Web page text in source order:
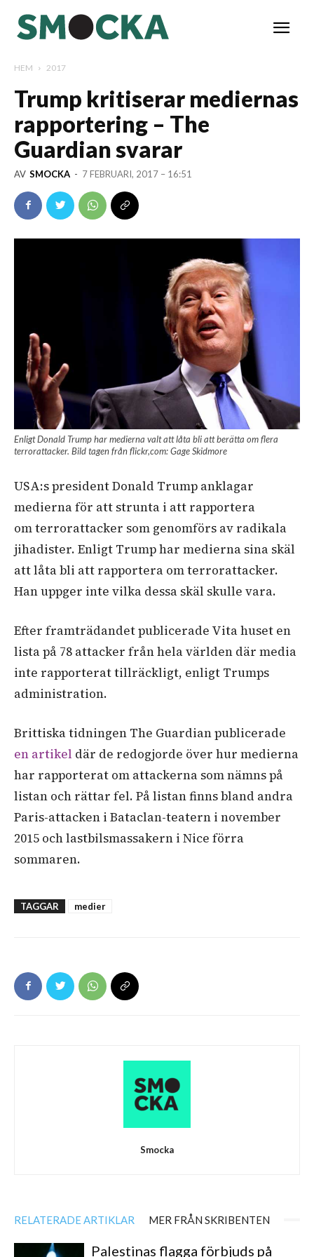
HEM 2017
Trump kritiserar mediernas
rapportering – The
Guardian svarar
AV SMOCKA - 7 FEBRUARI, 2017 – 16:51
Enligt Donald Trump har medierna valt att låta bli att berätta om flera
terrorattacker. Bild tagen från flickr,com: Gage Skidmore
USA:spresidentDonald Trump anklagar
mediernaför att strunta i att rapportera
omterrorattacker som genomförs av radikala
jihadister. Enligt Trumphar medierna sina skäl
attlåtabli att rapportera omterrorattacker.
Hanuppger inte vilka dessa skäl skulle vara.
Efter framträdandetpublicerade Vitahuset en
listapå 78 attacker frånhelavärlden där media
inte rapporterattillräckligt, enligt Trumps
administration.
Brittiska tidningen The Guardian publicerade
en artikel där de redogjorde över hur medierna
har rapporterat om attackerna som nämns på
listan och rättar fel. På listan finns bland andra
Paris-attacken i Bataclan-teatern i november
2015 och lastbilsmassakern i Nice förra
sommaren.
TAGGAR medier
Smocka
RELATERADE ARTIKLAR MER FRÅN SKRIBENTEN
Palestinas flagga förbjuds på